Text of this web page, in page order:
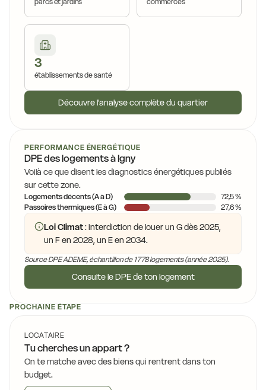
3
établissements de santé
Découvre l'analyse complète du quartier
PERFORMANCE ÉNERGÉTIQUE
DPE des logements à Igny
Voilà ce que disent les diagnostics énergétiques publiés
sur cette zone.
Logements décents (A à D)
72,5 %
Passoires thermiques (E à G)
27,6 %
Loi Climat: interdiction de louer un G dès 2025,
un F en 2028, un E en 2034.
Source DPE ADEME, échantillon de 1778 logements (année 2025).
Consulte le DPE de ton logement
PROCHAINE ÉTAPE
LOCATAIRE
Tu cherches un appart ?
On te matche avec des biens qui rentrent dans ton
budget.